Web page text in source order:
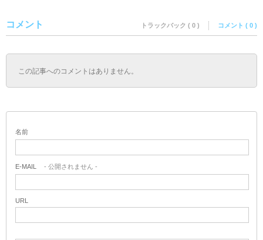
コメント トラックバック ( 0 ) コメント ( 0 )
この記事へのコメントはありません。
名前
E-MAIL - 公開されません -
URL